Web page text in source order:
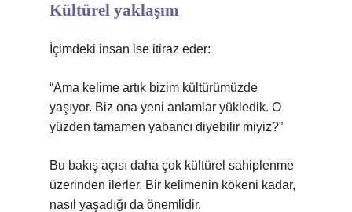
Kültürel yaklaşım
İçimdeki insan ise itiraz eder:
“Ama kelime artık bizim kültürümüzde
yaşıyor. Biz ona yeni anlamlar yükledik. O
yüzden tamamen yabancı diyebilir miyiz?”
Bu bakış açısı daha çok kültürel sahiplenme
üzerinden ilerler. Bir kelimenin kökeni kadar,
nasıl yaşadığı da önemlidir.